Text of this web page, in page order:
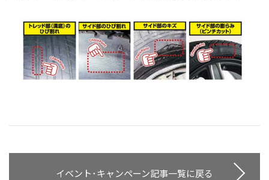
イベント･キャンペーン記事一覧に戻る